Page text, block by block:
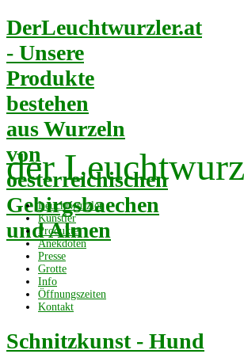
DerLeuchtwurzler.at
- Unsere
Produkte
bestehen
aus Wurzeln
von
oesterreichischen
Gebirgsbaechen
und Almen
der
Leuchtwurzler
Künstler
Produkte
Anekdoten
Presse
Grotte
Info
Öffnungszeiten
Kontakt
Schnitzkunst - Hund